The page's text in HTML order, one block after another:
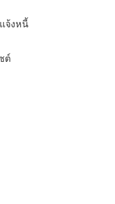
จ้งหนี้
ต์